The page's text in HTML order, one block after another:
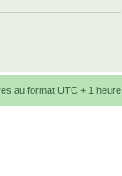
au format UTC + 1 heure